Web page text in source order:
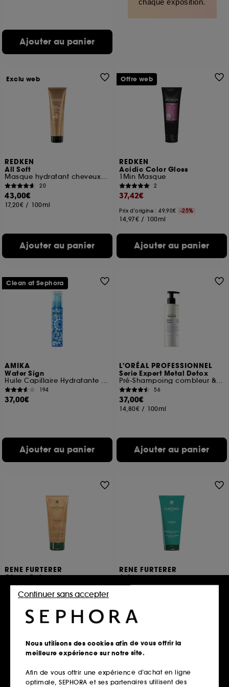
Ajouter au panier
chaque exposition.
REDKEN
All Soft
Masque hydratant cheveux secs et rêches
20
43,00€
17,20€ / 100ml
Ajouter au panier
Exclu web
REDKEN
Acidic Color Gloss
1Min Masque
2
37,42€
Prix d'origine : 49,90€ -25%
14,97€ / 100ml
Ajouter au panier
Offre web
AMIKA
Water Sign
Huile Capillaire Hydratante à l'Acide Hyaluronique
194
37,00€
Ajouter au panier
Clean at Sephora
L'ORÉAL PROFESSIONNEL
Serie Expert Metal Detox
Pré-Shampoing combleur & anti-porosité
56
37,00€
14,80€ / 100ml
Ajouter au panier
RENE FURTERER
Okara Color
Shampooing Eclat
20
/100ml
Ajouter au panier
RENE FURTERER
Astera
Shampooing apaisant fraîcheur
8,00€
Ajouter au panier
Nous utilisons des cookies afin de vous offrir la
meilleure expérience sur notre site.
Afin de vous offrir une expérience d’achat en ligne
optimale, SEPHORA et ses partenaires utilisent des
Continuer sans accepter